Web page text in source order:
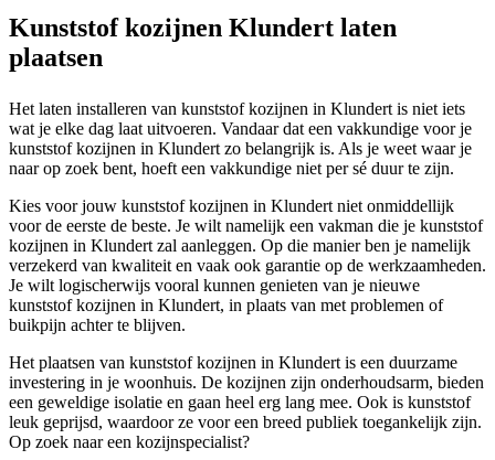
Kunststof kozijnen Klundert laten
plaatsen
Het laten installeren van kunststof kozijnen in Klundert is niet iets
wat je elke dag laat uitvoeren. Vandaar dat een vakkundige voor je
kunststof kozijnen in Klundert zo belangrijk is. Als je weet waar je
naar op zoek bent, hoeft een vakkundige niet per sé duur te zijn.
Kies voor jouw kunststof kozijnen in Klundert niet onmiddellijk
voor de eerste de beste. Je wilt namelijk een vakman die je kunststof
kozijnen in Klundert zal aanleggen. Op die manier ben je namelijk
verzekerd van kwaliteit en vaak ook garantie op de werkzaamheden.
Je wilt logischerwijs vooral kunnen genieten van je nieuwe
kunststof kozijnen in Klundert, in plaats van met problemen of
buikpijn achter te blijven.
Het plaatsen van kunststof kozijnen in Klundert is een duurzame
investering in je woonhuis. De kozijnen zijn onderhoudsarm, bieden
een geweldige isolatie en gaan heel erg lang mee. Ook is kunststof
leuk geprijsd, waardoor ze voor een breed publiek toegankelijk zijn.
Op zoek naar een kozijnspecialist?